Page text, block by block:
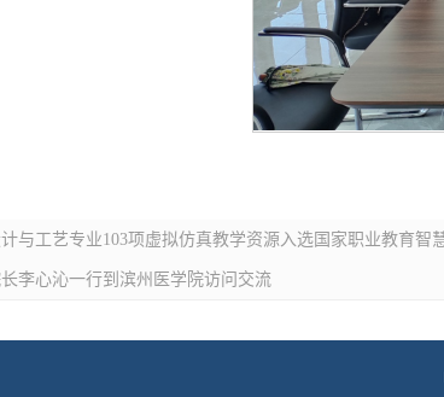
与工艺专业103项虚拟仿真教学资源入选国家职业教育智
李心沁一行到滨州医学院访问交流